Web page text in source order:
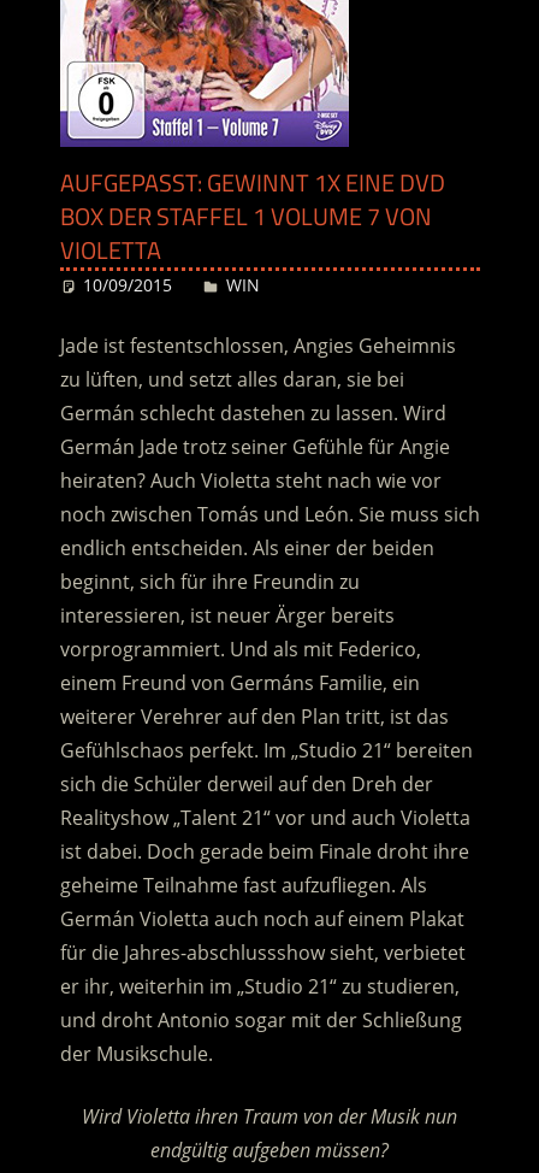
AUFGEPASST: GEWINNT 1X EINE DVD
BOX DER STAFFEL 1 VOLUME 7 VON
VIOLETTA
10/09/2015 Desiree
WIN
Jade ist festentschlossen, Angies Geheimnis
zu lüften, und setzt alles daran, sie bei
Germán schlecht dastehen zu lassen. Wird
Germán Jade trotz seiner Gefühle für Angie
heiraten? Auch Violetta steht nach wie vor
noch zwischen Tomás und León. Sie muss sich
endlich entscheiden. Als einer der beiden
beginnt, sich für ihre Freundin zu
interessieren, ist neuer Ärger bereits
vorprogrammiert. Und als mit Federico,
einem Freund von Germáns Familie, ein
weiterer Verehrer auf den Plan tritt, ist das
Gefühlschaos perfekt. Im „Studio 21“ bereiten
sich die Schüler derweil auf den Dreh der
Realityshow „Talent 21“ vor und auch Violetta
ist dabei. Doch gerade beim Finale droht ihre
geheime Teilnahme fast aufzufliegen. Als
Germán Violetta auch noch auf einem Plakat
für die Jahres-abschlussshow sieht, verbietet
er ihr, weiterhin im „Studio 21“ zu studieren,
und droht Antonio sogar mit der Schließung
der Musikschule.
Wird Violetta ihren Traum von der Musik nun
endgültig aufgeben müssen?